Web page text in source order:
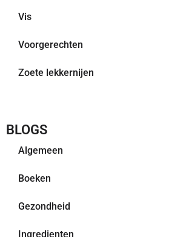
Vis
Voorgerechten
Zoete lekkernijen
BLOGS
Algemeen
Boeken
Gezondheid
Ingredienten